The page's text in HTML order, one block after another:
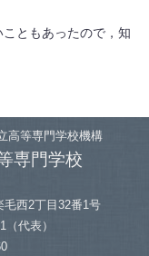
ともあったので，知
高等専門学校機構
専門学校
毛西2丁目32番1号
代表）